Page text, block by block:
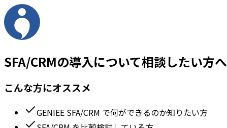
SFA/CRMの導入について相談したい方へ
こんな方にオススメ
GENIEE SFA/CRM で何ができるのか知りたい方